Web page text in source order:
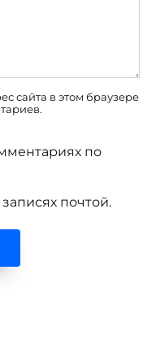
сайта в этом браузере
по
почтой.